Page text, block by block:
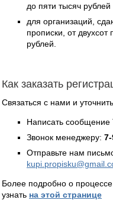
до пяти тысяч рублей
для организаций,
прописки, от двухсот
рублей.
Как заказать
Связаться с нами и
Написать
Звонок менеджеру:
Отправьте нам
Более подробно о
узнать на этой странице